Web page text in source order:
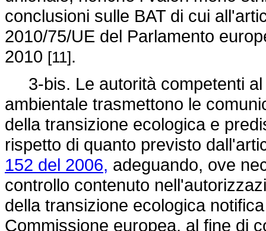
conclusioni sulle BAT di cui
2010/75/UE del Parlamento
2010 [11].
3-bis. Le autorità competenti al
ambientale trasmettono le
della transizione ecologica e
rispetto di quanto previsto
152 del 2006, adeguando, ove
controllo contenuto
della transizione ecologica
Commissione europea, al fine di